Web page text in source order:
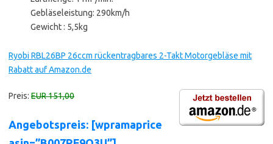
Gebläseleistung: 290km/h
Gewicht : 5,5kg
Ryobi RBL26BP 26ccm rückentragbares 2-Takt Motorgebläse mit
Rabatt auf Amazon.de
Preis: EUR 151,00
Angebotspreis: [wpramaprice